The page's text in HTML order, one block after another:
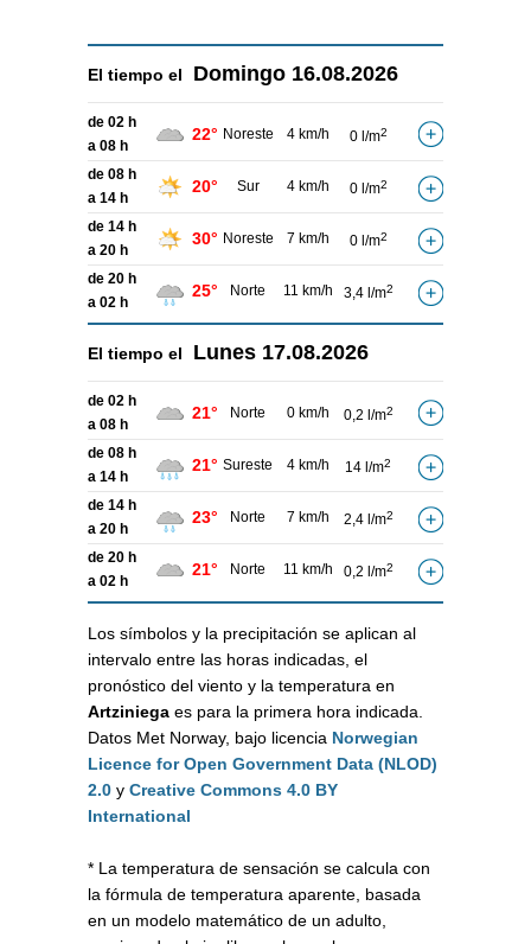
El tiempo el Domingo 16.08.2026
de 02 h
a 08 h
22° Noreste 4 km/h 0 l/m2
de 08 h
a 14 h
20° Sur 4 km/h 0 l/m2
de 14 h
a 20 h
30° Noreste 7 km/h 0 l/m2
de 20 h
a 02 h
25° Norte 11 km/h 3,4 l/m2
El tiempo el Lunes 17.08.2026
de 02 h
a 08 h
21° Norte 0 km/h 0,2 l/m2
de 08 h
a 14 h
21° Sureste 4 km/h 14 l/m2
de 14 h
a 20 h
23° Norte 7 km/h 2,4 l/m2
de 20 h
a 02 h
21° Norte 11 km/h 0,2 l/m2
Los símbolos y la precipitación se aplican al
intervalo entre las horas indicadas, el
pronóstico del viento y la temperatura en
Artziniega es para la primera hora indicada.
Datos Met Norway, bajo licencia Norwegian
Licence for Open Government Data (NLOD)
2.0 y Creative Commons 4.0 BY
International
* La temperatura de sensación se calcula con
la fórmula de temperatura aparente, basada
en un modelo matemático de un adulto,